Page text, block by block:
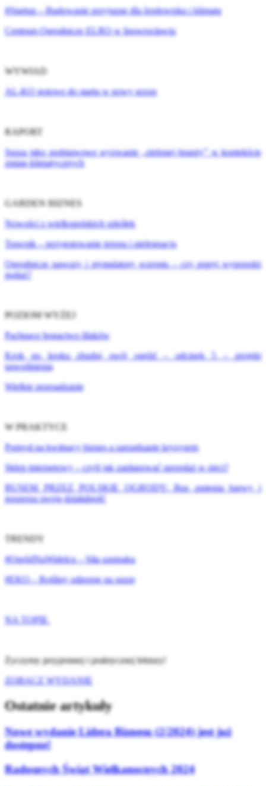
#Startup – Budowanie przyjazne dla środowiska i klimatu
Centrum Ogrodnicze ELRO w Inowrocławiu
WYWIAD
AL-KO gotowe do startu w nowy sezon
RAPORT
Susza jako podstawowe wyzwanie „zielonej branży” w kontekście
zmian klimatycznych
GARDEN BIZNES
Nowości z wielkopolskich szkółek
Trawnik – przygotowanie terenu i pielęgnacja
Ogrodnicze nawozy i stymulatory wzrostu – czy popyt wyprzedzi
podaż?
POZIOM WYŻEJ
Pachnące bogactwo lilaków
Krok po kroku zbuduj swój ogród – odcinek 5 – projekt
nawodnienia
Wielkie przesadzanie
W PRAKTYCE
Pomysł na kwitnący biznes a zarządzanie kryzysem
Sklep internetowy – czyli jak zaplanować sprzedaż w sieci?
BUSEM PRZEZ POLSKIE OGRODY: Bus zmienia barwy i
poszerza swoją działalność
TRENDY
#OgródNaWidelcu – Siła szpinaku
#EKO – Rośliny odporne na suszę
NA TOPIE
Życzymy przyjemnej i praktycznej lektury!
ZOBACZ WYDANIE
Ostatnie artykuły
Nowe wydanie Lidera Biznesu (2/2024) jest już
dostępne!
Radosnych Świąt Wielkanocnych 2024